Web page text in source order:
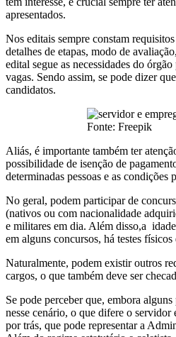
apresentados.
Nos editais sempre constam
detalhes de etapas, modo de
edital segue as necessidades do
vagas. Sendo assim, se pode dizer
candidatos.
Fonte: Freepik
Aliás, é importante também ter
possibilidade de isenção de
determinadas pessoas e as condições
No geral, podem participar de
(nativos ou com nacionalidade
e militares em dia. Além disso,a
em alguns concursos, há testes
Naturalmente, podem existir outros
cargos, o que também deve ser
Se pode perceber que, embora alguns
nesse cenário, o que difere o
por trás, que pode representar a